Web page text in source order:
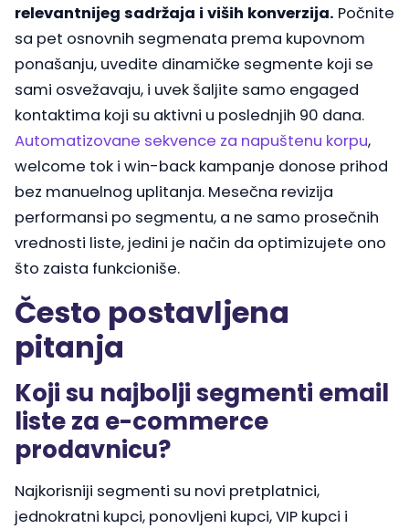
relevantnijeg sadržaja i viših konverzija. Počnite
sa pet osnovnih segmenata prema kupovnom
ponašanju, uvedite dinamičke segmente koji se
sami osvežavaju, i uvek šaljite samo engaged
kontaktima koji su aktivni u poslednjih 90 dana.
Automatizovane sekvence za napuštenu korpu,
welcome tok i win-back kampanje donose prihod
bez manuelnog uplitanja. Mesečna revizija
performansi po segmentu, a ne samo prosečnih
vrednosti liste, jedini je način da optimizujete ono
što zaista funkcioniše.
Često postavljena
pitanja
Koji su najbolji segmenti email
liste za e-commerce
prodavnicu?
Najkorisniji segmenti su novi pretplatnici,
jednokratni kupci, ponovljeni kupci, VIP kupci i